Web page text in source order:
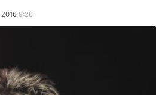
2016 9:26